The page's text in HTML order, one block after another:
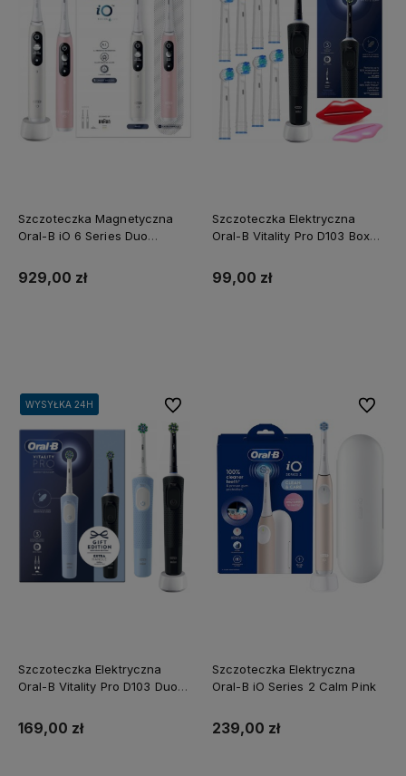
Szczoteczka Magnetyczna
Oral-B iO 6 Series Duo
929,00 zł
Szczoteczka Elektryczna
Oral-B Vitality Pro D103 Box
99,00 zł
WYSYŁKA 24H
WYSYŁKA 24H
Szczoteczka Elektryczna
Oral-B Vitality Pro D103 Duo
169,00 zł
Do ulubionych
Szczoteczka Elektryczna
Oral-B iO Series 2 Calm Pink
239,00 zł
Do